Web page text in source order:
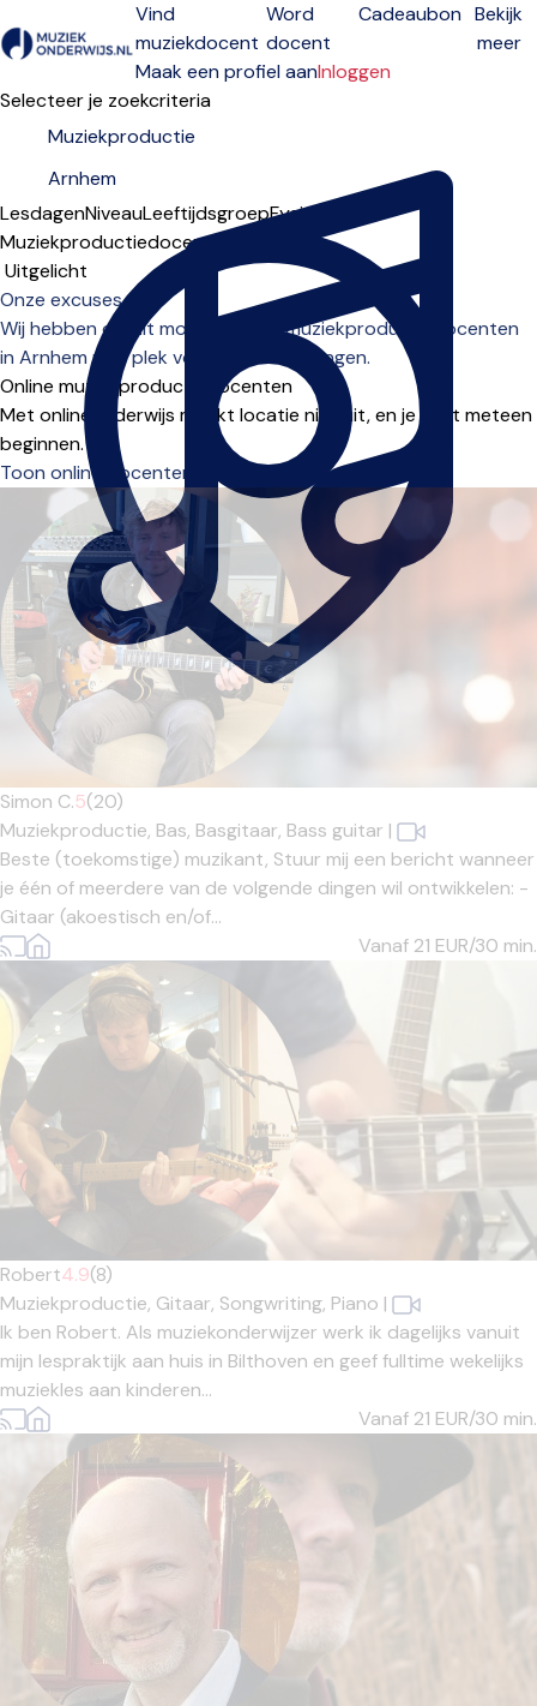
Open menu
Vind
muziekdocent
Word
docent
Cadeaubon Bekijk
meer
Maak een profiel aanInloggen
Selecteer je zoekcriteria
LesdagenNiveauLeeftijdsgroepFysiek
Muziekproductiedocenten in Arnhem
Sorteervolgorde
Onze excuses...
Wij hebben op dit moment geen muziekproductiedocenten
in Arnhem met plek voor nieuwe leerlingen.
Online muziekproductiedocenten
Met onlineonderwijs maakt locatie niet uit, en je kunt meteen
beginnen.
Toon online docenten
Simon C.5(20)
Muziekproductie, Bas, Basgitaar, Bass guitar |
Beste (toekomstige) muzikant, Stuur mij een bericht wanneer
je één of meerdere van de volgende dingen wil ontwikkelen: -
Gitaar (akoestisch en/of...
Vanaf 21 EUR/30 min.
Robert4.9(8)
Muziekproductie, Gitaar, Songwriting, Piano |
Ik ben Robert. Als muziekonderwijzer werk ik dagelijks vanuit
mijn lespraktijk aan huis in Bilthoven en geef fulltime wekelijks
muziekles aan kinderen...
Vanaf 21 EUR/30 min.